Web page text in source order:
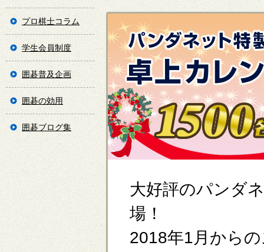
大好評のパンダ
場！
2018年1月から
プロ棋士コラム
学生会員制度
囲碁普及企画
囲碁の効用
囲碁ブログ集